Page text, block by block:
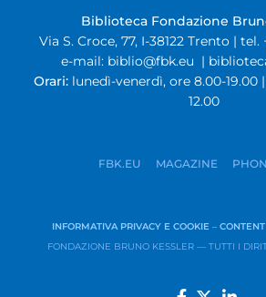
Biblioteca Fondazione
Via S. Croce, 77, I-38122 Trento | tel.
e-mail: biblio@fbk.eu |
Orari: lunedì-venerdì, ore 8.00-19.00
12.00
FBK.EU MAGAZINE
INFORMATIVA PRIVACY E COOKIE –
FONDAZIONE BRUNO KESSLER — TUTTI I